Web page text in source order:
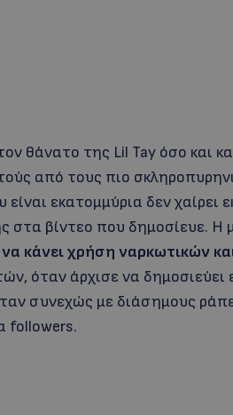
θάνατο της Lil Tay όσο και
από τους πιο
εκατομμύρια δεν χαίρει
βίντεο που δημοσίευε. Η
κάνει χρήση ναρκωτικών
όταν άρχισε να δημοσιεύει
συνεχώς με διάσημους
followers.